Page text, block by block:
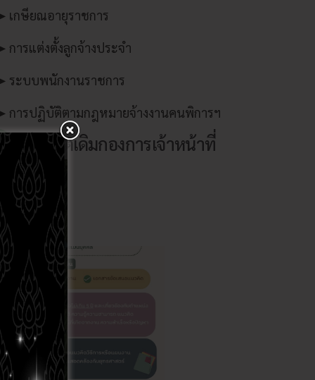
เกษียณอายุราชการ
การแต่งตั้งลูกจ้างประจำ
ระบบพนักงานราชการ
การปฏิบัติตามกฎหมายจ้างงานคนพิการฯ
เว็บไซต์เดิมกองการเจ้าหน้าที่